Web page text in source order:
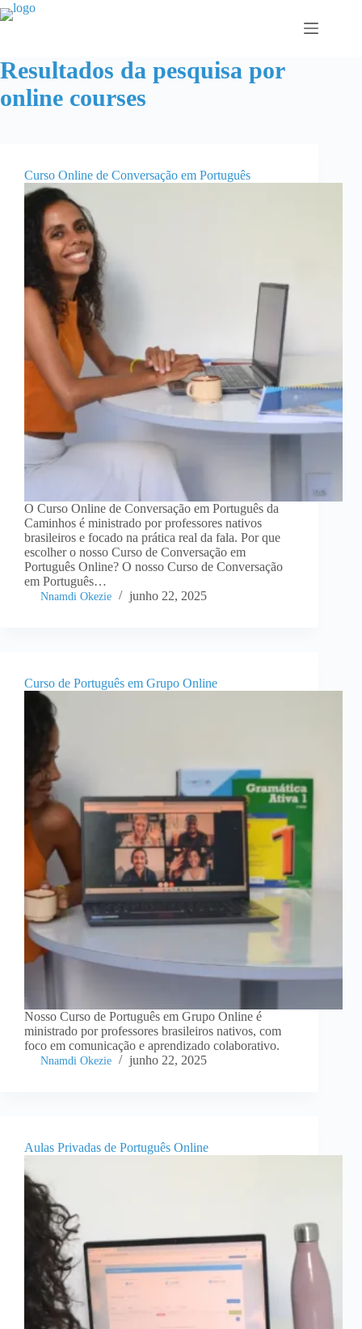
Pular
para
Resultados da pesquisa por
online courses
Curso Online de Conversação em Português
O Curso Online de Conversação em Português da
Caminhos é ministrado por professores nativos
brasileiros e focado na prática real da fala. Por que
escolher o nosso Curso de Conversação em
Português Online? O nosso Curso de Conversação
em Português…
Nnamdi Okezie junho 22, 2025
Curso de Português em Grupo Online
Nosso Curso de Português em Grupo Online é
ministrado por professores brasileiros nativos, com
foco em comunicação e aprendizado colaborativo.
Nnamdi Okezie junho 22, 2025
Aulas Privadas de Português Online